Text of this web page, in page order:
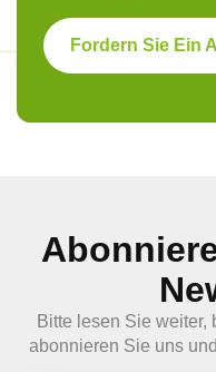
Fordern Sie Ein
Bitte lesen Sie weiter,
abonnieren Sie uns